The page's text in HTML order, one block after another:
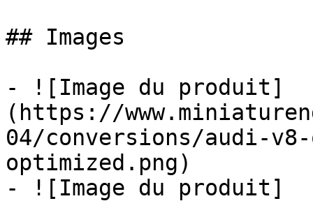
## Images
- ![Image du produit]
(https://
04/conversions/audi-
optimized.png)
- ![Image du produit]